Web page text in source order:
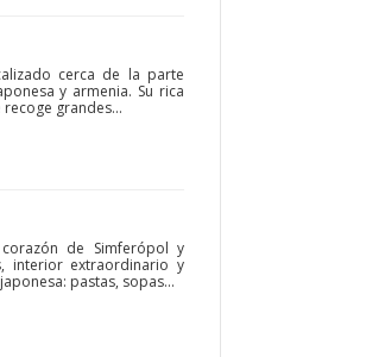
cerca de la parte
y armenia. Su rica
grandes...
de Simferópol y
interior extraordinario y
pastas, sopas...